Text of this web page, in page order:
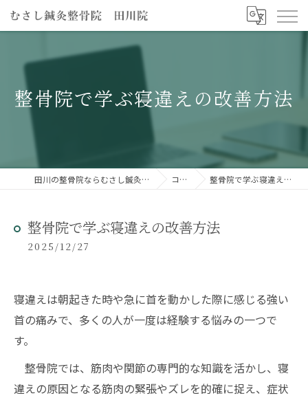
整骨院で学ぶ寝違えの改善方法
田川の整骨院ならむさし鍼灸整骨院 田川院 コラム 整骨院で学ぶ寝違えの改善方法
整骨院で学ぶ寝違えの改善方法
2025/12/27
寝違えは朝起きた時や急に首を動かした際に感じる強い
首の痛みで、多くの人が一度は経験する悩みの一つで
す。
整骨院では、筋肉や関節の専門的な知識を活かし、寝
違えの原因となる筋肉の緊張やズレを的確に捉え、症状